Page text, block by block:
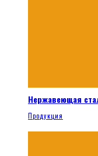
Нержавеющая
Продукция